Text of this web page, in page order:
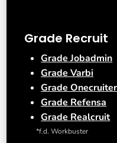
Grade Recruit
Grade Jobadmin
Grade Varbi
Grade
Grade Refensa
Grade Realcruit
*f.d. Workbuster